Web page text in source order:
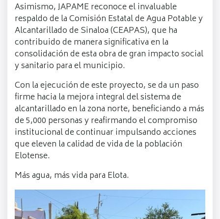
Asimismo, JAPAME reconoce el invaluable
respaldo de la Comisión Estatal de Agua Potable y
Alcantarillado de Sinaloa (CEAPAS), que ha
contribuido de manera significativa en la
consolidación de esta obra de gran impacto social
y sanitario para el municipio.
Con la ejecución de este proyecto, se da un paso
firme hacia la mejora integral del sistema de
alcantarillado en la zona norte, beneficiando a más
de 5,000 personas y reafirmando el compromiso
institucional de continuar impulsando acciones
que eleven la calidad de vida de la población
Elotense.
Más agua, más vida para Elota.